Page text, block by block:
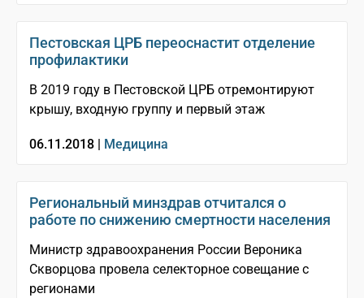
Пестовская ЦРБ переоснастит отделение
профилактики
В 2019 году в Пестовской ЦРБ отремонтируют
крышу, входную группу и первый этаж
06.11.2018 | Медицина
Региональный минздрав отчитался о
работе по снижению смертности населения
Министр здравоохранения России Вероника
Скворцова провела селекторное совещание с
регионами